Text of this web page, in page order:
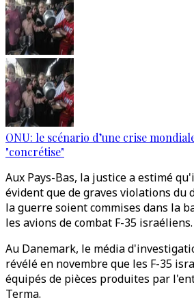
ONU: le scénario d’une crise
"concrétise"
Aux Pays-Bas, la justice a estimé
évident que de graves violations
la guerre soient commises dans la
les avions de combat F-35 israéliens.
Au Danemark, le média
révélé en novembre que les F-35
équipés de pièces produites par
Terma.